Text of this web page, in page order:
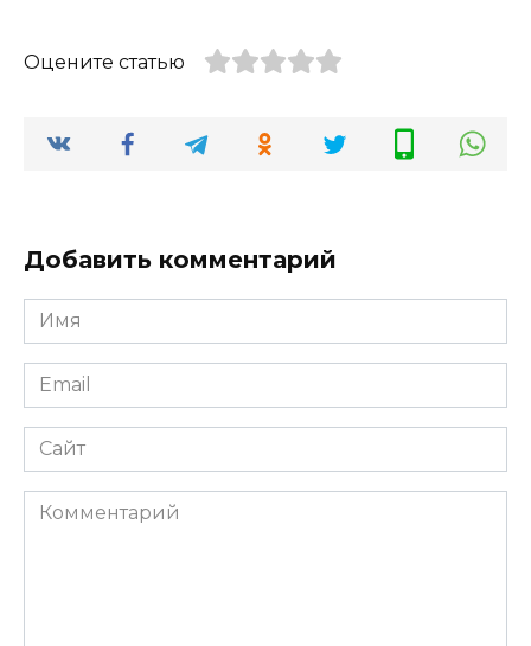
Оцените статью
Добавить комментарий
Имя
*
Email
*
Сайт
Комментарий